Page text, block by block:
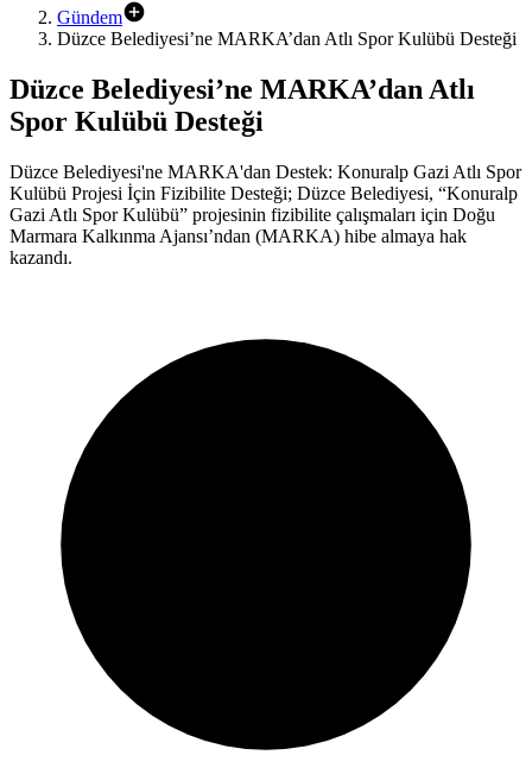
Gündem
Düzce Belediyesi’ne MARKA’dan Atlı Spor Kulübü Desteği
Düzce Belediyesi’ne MARKA’dan Atlı
Spor Kulübü Desteği
Düzce Belediyesi'ne MARKA'dan Destek: Konuralp Gazi Atlı Spor
Kulübü Projesi İçin Fizibilite Desteği; Düzce Belediyesi, “Konuralp
Gazi Atlı Spor Kulübü” projesinin fizibilite çalışmaları için Doğu
Marmara Kalkınma Ajansı’ndan (MARKA) hibe almaya hak
kazandı.